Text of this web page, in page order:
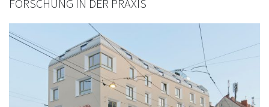
FORSCHUNG IN DER PRAXIS